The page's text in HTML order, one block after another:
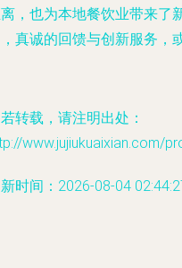
，也为本地餐饮业带来了
真诚的回馈与创新服务，
转载，请注明出处：
www.jujiukuaixian.com/
时间：2026-08-04